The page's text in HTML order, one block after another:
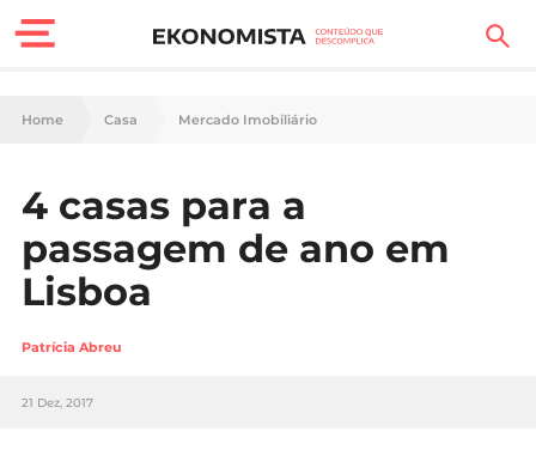
Finanças Pessoais
Carreira
Casa
Lifestyle
Sociedade
Home Casa Mercado Imobiliário
4 casas para a
passagem de ano em
Lisboa
Patrícia Abreu
21 Dez, 2017